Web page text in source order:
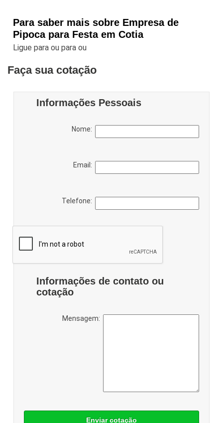
Para saber mais sobre Empresa de
Pipoca para Festa em Cotia
Ligue paraou paraou
Faça sua cotação
Informações Pessoais
Nome:
Email:
Telefone:
Informações de contato ou
cotação
Mensagem:
Enviar cotação